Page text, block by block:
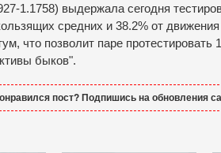
1.1758) выдержала сегодня
средних и 38.2% от
что позволит паре
быков".
пост? Подпишись на обновления